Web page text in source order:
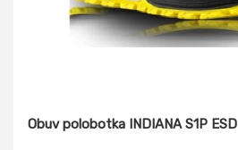
Obuv polobotka INDIANA S1P ESD